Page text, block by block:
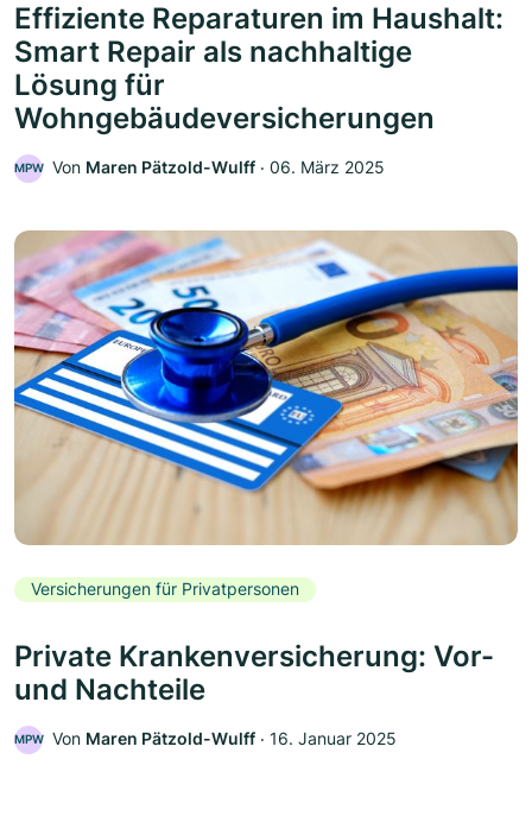
Effiziente Reparaturen im Haushalt:
Smart Repair als nachhaltige
Lösung für
Wohngebäudeversicherungen
MPW Von Maren Pätzold-Wulff ‧ 06. März 2025
Versicherungen für Privatpersonen
Private Krankenversicherung: Vor-
und Nachteile
MPW Von Maren Pätzold-Wulff ‧ 16. Januar 2025